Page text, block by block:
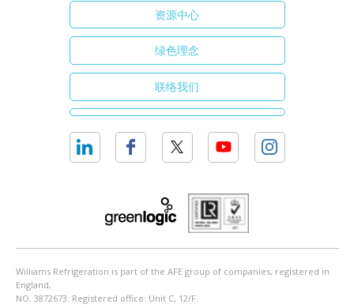
资源中心
绿色理念
联络我们
Williams Refrigeration is part of the AFE group of companies, registered in
England,
NO. 3872673. Registered office: Unit C, 12/F.